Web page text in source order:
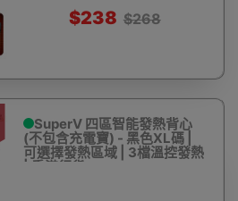
$238 $268
SuperV 四區智能發熱背心
(不包含充電寶) - 黑色XL碼 |
可選擇發熱區域 | 3檔溫控發熱
| 香港行貨